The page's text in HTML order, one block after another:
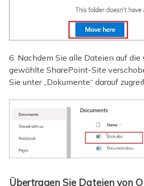
6. Nachdem Sie alle Dateien auf die
gewählte SharePoint-Site
Sie unter „Dokumente“ darauf
Übertragen Sie Dateien von